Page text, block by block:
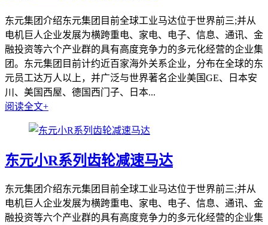
东元集团介绍东元集团目前全球工业马达位于世界前三;并从
电机巨人企业发展为横跨重电、家电、电子、信息、通讯、金
融投资等六个产业群的具有高度竞争力的多元化经营的企业集
团。东元集团目前计约近百家海外关系企业，分布在全球的东
元员工达万人以上，并广泛与世界著名企业美国GE、日本安
川、美国西屋、德国西门子、日本...
阅读全文+
东元小R系列齿轮减速马达
东元集团介绍东元集团目前全球工业马达位于世界前三;并从
电机巨人企业发展为横跨重电、家电、电子、信息、通讯、金
融投资等六个产业群的具有高度竞争力的多元化经营的企业集